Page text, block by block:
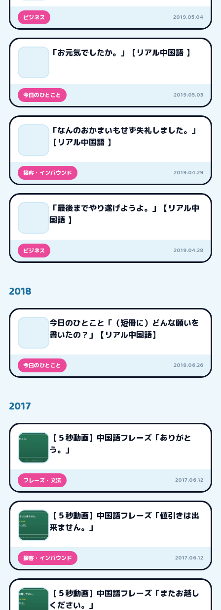
ビジネス 2019.05.04
「お元気でしたか。」【リアル中国語 】
今日のひとこと 2019.05.03
「なんのおかまいもせず失礼しました。」
【リアル中国語 】
接客・インバウンド 2019.04.29
「最後までやり遂げようよ。」【リアル中
国語 】
ビジネス 2019.04.28
2018
今日のひとこと「（短冊に）どんな願いを
書いたの？」【リアル中国語】
今日のひとこと 2018.06.26
2017
【５秒動画】中国語フレーズ「ありがと
う。」
フレーズ・文法 2017.06.12
【５秒動画】中国語フレーズ「値引きは出
来ません。」
接客・インバウンド 2017.06.12
【５秒動画】中国語フレーズ「またお越し
ください。」